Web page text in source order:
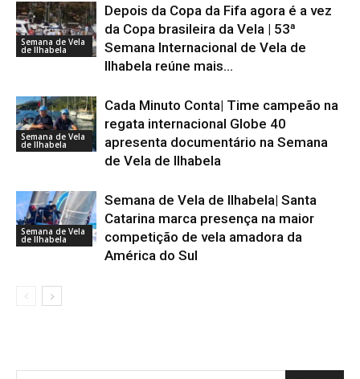
Semana de Vela
de Ilhabela
Depois da Copa da Fifa agora é a vez
da Copa brasileira da Vela | 53ª
Semana Internacional de Vela de
Ilhabela reúne mais...
Semana de Vela
de Ilhabela
Cada Minuto Conta| Time campeão na
regata internacional Globe 40
apresenta documentário na Semana
de Vela de Ilhabela
Semana de Vela
de Ilhabela
Semana de Vela de Ilhabela| Santa
Catarina marca presença na maior
competição de vela amadora da
América do Sul